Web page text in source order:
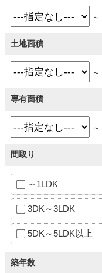
～
土地面積
～
専有面積
～
間取り
～1LDK
3DK～3LDK
5DK～5LDK以上
築年数